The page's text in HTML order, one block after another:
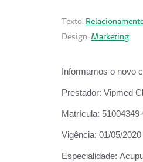
Texto:
Design: Marketing
Informamos o novo
Prestador: Vipmed
Matrícula:
Vigência: 01/05/2020
Especialidade: